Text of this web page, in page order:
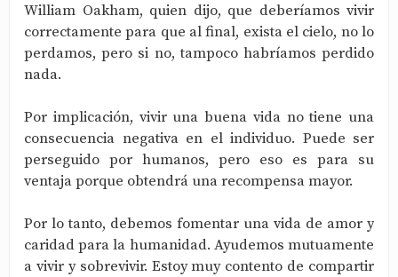
William Oakham, quien dijo, que deberíamos vivir
correctamente para que al final, exista el cielo, no lo
perdamos, pero si no, tampoco habríamos perdido
nada.
Por implicación, vivir una buena vida no tiene una
consecuencia negativa en el individuo. Puede ser
perseguido por humanos, pero eso es para su
ventaja porque obtendrá una recompensa mayor.
Por lo tanto, debemos fomentar una vida de amor y
caridad para la humanidad. Ayudemos mutuamente
a vivir y sobrevivir. Estoy muy contento de compartir